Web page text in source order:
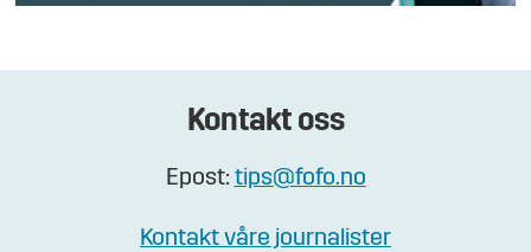
Kontakt oss
Epost: tips@fofo.no
Kontakt våre journalister